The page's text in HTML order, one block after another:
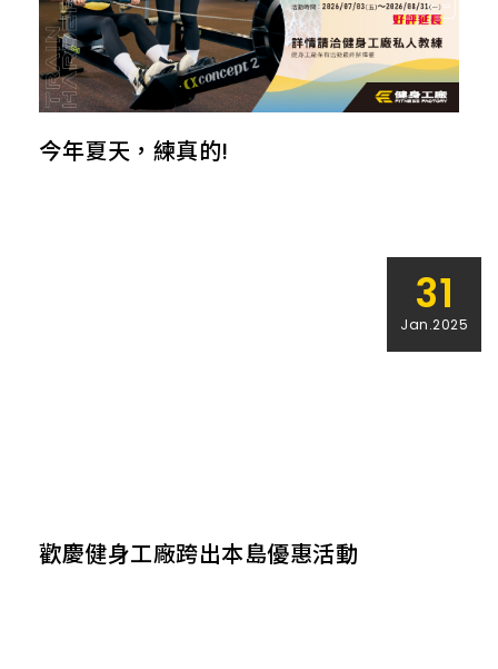
今年夏天，練真的!
31
Jan.2025
歡慶健身工廠跨出本島優惠活動